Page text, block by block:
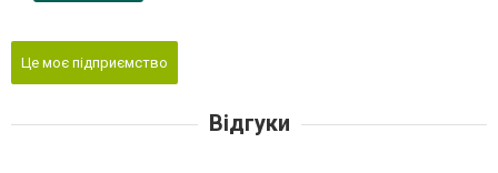
Це моє підприємство
Відгуки